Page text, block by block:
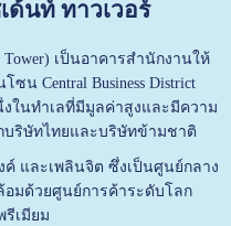
ด้นท์ ทาวเวอร์
Tower) เป็นอาคารสำนักงานให้
น Central Business District
ในทำเลที่มีมูลค่าสูงและมีความ
บริษัทไทยและบริษัทข้ามชาติ
และเพลินจิต ซึ่งเป็นศูนย์กลาง
มด้วยศูนย์การค้าระดับโลก
เมียม